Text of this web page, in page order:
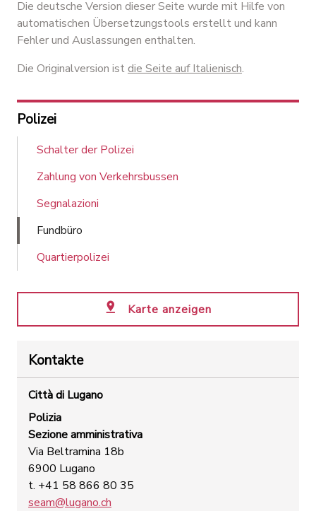
Die deutsche Version dieser Seite wurde mit Hilfe von
automatischen Übersetzungstools erstellt und kann
Fehler und Auslassungen enthalten.
Die Originalversion istdie Seite auf Italienisch.
Polizei
Schalter der Polizei
Zahlung von Verkehrsbussen
Segnalazioni
Fundbüro
Quartierpolizei
Karte anzeigen
Kontakte
Città di Lugano
Polizia
Sezione amministrativa
Via Beltramina 18b
6900 Lugano
t. +41 58 866 80 35
seam@lugano.ch